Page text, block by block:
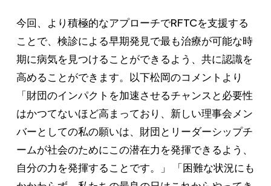
今回、より積極的なアプローチでRFTCを支援する
ことで、検診による早期発見で最も治療が可能な時
期に病気を見つけることができるよう、共に認識を
高めることができます。以下松岡のコメントより
「財団のインパクトを加速させるチャンスと必要性
はかつてないほど高まっており、新しい理事会メン
バーとしての私の願いは、財団とリーダーシップチ
ームが社会のためにこの潜在力を発揮できるよう、
自分の力を発揮することです。」 「困難な状況にも